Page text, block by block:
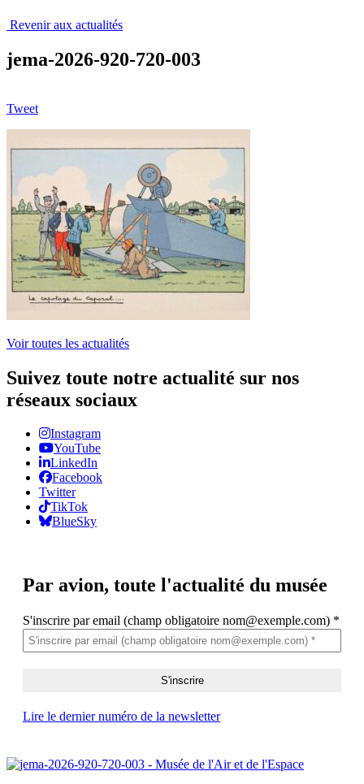
Revenir aux actualités
jema-2026-920-720-003
Tweet
Voir toutes les actualités
Suivez toute notre actualité sur nos
réseaux sociaux
Instagram
YouTube
LinkedIn
Facebook
Twitter
TikTok
BlueSky
Par avion, toute l'actualité du musée
S'inscrire par email (champ obligatoire nom@exemple.com) *
Lire le dernier numéro de la newsletter